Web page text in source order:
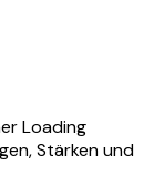
Loading
Stärken und